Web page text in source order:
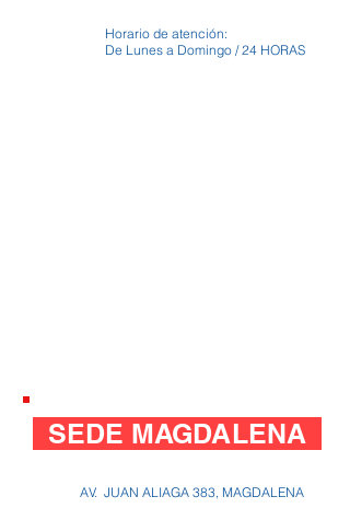
Horario de atención:
De Lunes a Domingo / 24 HORAS
SEDE MAGDALENA
AV. JUAN ALIAGA 383, MAGDALENA